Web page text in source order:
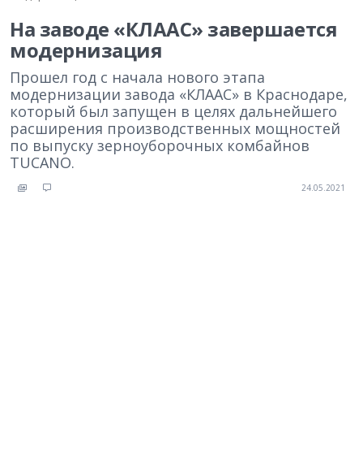
На заводе «КЛААС» завершается
модернизация
Прошел год с начала нового этапа
модернизации завода «КЛААС» в Краснодаре,
который был запущен в целях дальнейшего
расширения производственных мощностей
по выпуску зерноуборочных комбайнов
TUCANO.
24.05.2021